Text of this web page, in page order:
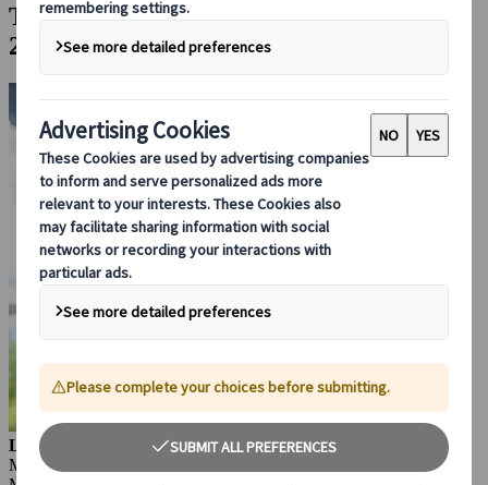
Taxe de séjour à Kyoto : ce qui change en
2026, qui paie et comment économiser
Lorenzo Pilastri
Marketing Manager